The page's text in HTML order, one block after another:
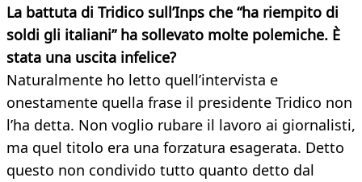
La battuta di Tridico sull’Inps che “ha riempito di
soldi gli italiani” ha sollevato molte polemiche. È
stata una uscita infelice?
Naturalmente ho letto quell’intervista e
onestamente quella frase il presidente Tridico non
l’ha detta. Non voglio rubare il lavoro ai giornalisti,
ma quel titolo era una forzatura esagerata. Detto
questo non condivido tutto quanto detto dal